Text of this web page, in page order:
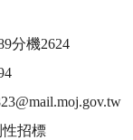
分機2624
招標